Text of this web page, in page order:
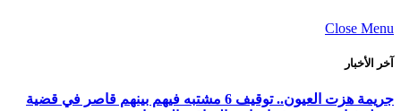
Close Menu
آخر الأخبار
جريمة هزت العيون.. توقيف 6 مشتبه فيهم بينهم قاصر في قضية